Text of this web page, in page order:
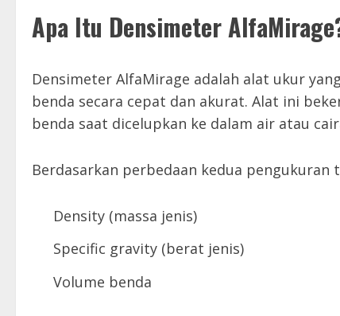
Apa Itu Densimeter
Densimeter AlfaMirage adalah alat ukur
benda secara cepat dan akurat. Alat ini
benda saat dicelupkan ke dalam air atau
Berdasarkan perbedaan kedua
Density (massa jenis)
Specific gravity (berat jenis)
Volume benda